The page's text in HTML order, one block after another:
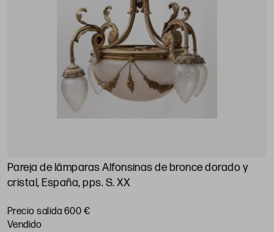
Pareja de lámparas Alfonsinas de bronce dorado y
cristal, España, pps. S. XX
Precio salida 600 €
vendido